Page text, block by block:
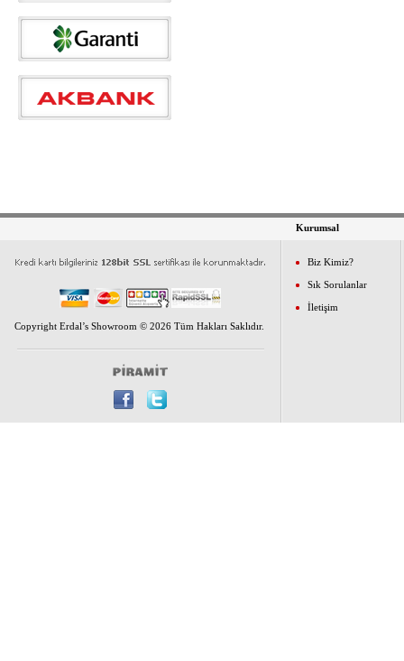
Copyright Erdal’s Showroom © 2026 Tüm Hakları Saklıdır.
Kurumsal
Biz Kimiz?
Sık Sorulanlar
İletişim